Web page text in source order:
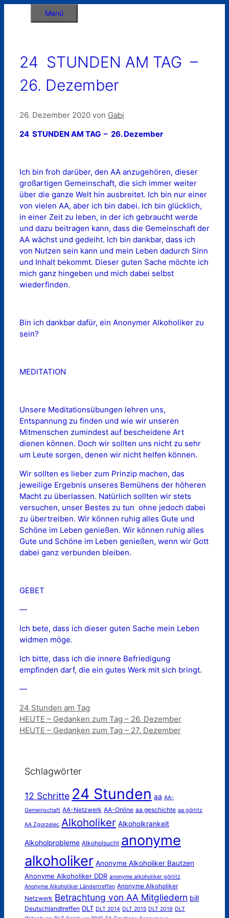
Menü
24 STUNDEN AM TAG –
26. Dezember
26. Dezember 2020 von Gabi
24 STUNDEN AM TAG – 26. Dezember
Ich bin froh darüber, den AA anzugehören, dieser
großartigen Gemeinschaft, die sich immer weiter
über die ganze Welt hin ausbreitet. Ich bin nur einer
von vielen AA, aber ich bin dabei. Ich bin glücklich,
in einer Zeit zu leben, in der ich gebraucht werde
und dazu beitragen kann, dass die Gemeinschaft der
AA wächst und gedeiht. Ich bin dankbar, dass ich
von Nutzen sein kann und mein Leben dadurch Sinn
und Inhalt bekommt. Dieser guten Sache möchte ich
mich ganz hingeben und mich dabei selbst
wiederfinden.
Bin ich dankbar dafür, ein Anonymer Alkoholiker zu
sein?
MEDITATION
Unsere Meditationsübungen lehren uns,
Entspannung zu finden und wie wir unseren
Mitmenschen zumindest auf bescheidene Art
dienen können. Doch wir sollten uns nicht zu sehr
um Leute sorgen, denen wir nicht helfen können.
Wir sollten es lieber zum Prinzip machen, das
jeweilige Ergebnis unseres Bemühens der höheren
Macht zu überlassen. Natürlich sollten wir stets
versuchen, unser Bestes zu tun  ohne jedoch dabei
zu übertreiben. Wir können ruhig alles Gute und
Schöne im Leben genießen. Wir können ruhig alles
Gute und Schöne im Leben genießen, wenn wir Gott
dabei ganz verbunden bleiben.
GEBET
—
Ich bete, dass ich dieser guten Sache mein Leben
widmen möge.
Ich bitte, dass ich die innere Befriedigung
empfinden darf, die ein gutes Werk mit sich bringt.
—
Kategorien
24 Stunden am Tag
HEUTE – Gedanken zum Tag – 26. Dezember
HEUTE – Gedanken zum Tag – 27. Dezember
Schlagwörter
12 Schritte 24 Stunden aa AA-
Gemeinschaft AA-Netzwerk AA-Online aa geschichte aa görlitz
AA Zgorzelec Alkoholiker Alkoholkrankeit
Alkoholprobleme Alkoholsucht anonyme
alkoholiker Anonyme Alkoholiker Bautzen
Anonyme Alkoholiker DDR anonyme alkoholiker görlitz
Anonyme Alkoholiker Ländertreffen Anonyme Alkoholiker
Netzwerk Betrachtung von AA Mitgliedern bill
Deutschlandtreffen DLT DLT 2014 DLT 2015 DLT 2019 DLT